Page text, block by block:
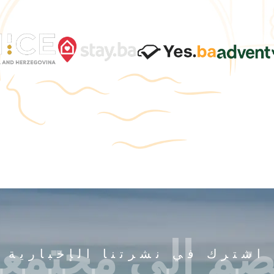
اشترك في نشرتنا الإخبارية
إلى